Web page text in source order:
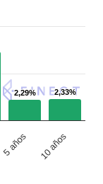
2,29%
2,29% 2,33%
2,33%
5 años 10 años